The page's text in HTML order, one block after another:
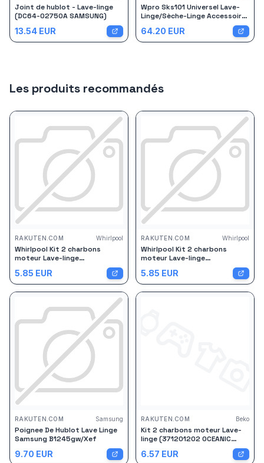
Joint de hublot - Lave-linge
(DC64-02750A SAMSUNG)
13.54 EUR
Wpro Sks101 Universel Lave-
Linge/Sèche-Linge Accessoire
64.20 EUR
Les produits recommandés
RAKUTEN.COM Whirlpool
Whirlpool Kit 2 charbons
moteur Lave-linge
KITCHENAID WALTHAM
BAUKNECHT SMEG AYA CANDY
OCEAN UNICLINE SOGELUX IGNIS
MAYTAG SAMSUNG BRANDT AEG
ARTHUR MARTIN ELECTROL
5.85 EUR
RAKUTEN.COM Whirlpool
Whirlpool Kit 2 charbons
moteur Lave-linge
KITCHENAID WALTHAM
BAUKNECHT SMEG AYA CANDY
OCEAN UNICLINE SOGELUX IGNIS
5.85 EUR
RAKUTEN.COM Samsung
Poignee De Hublot Lave Linge
Samsung B1245gw/Xef
9.70 EUR
RAKUTEN.COM Beko
Kit 2 charbons moteur Lave-
linge (371201202 OCEANIC
CONTINENTAL EDISON ARDEM
6.57 EUR